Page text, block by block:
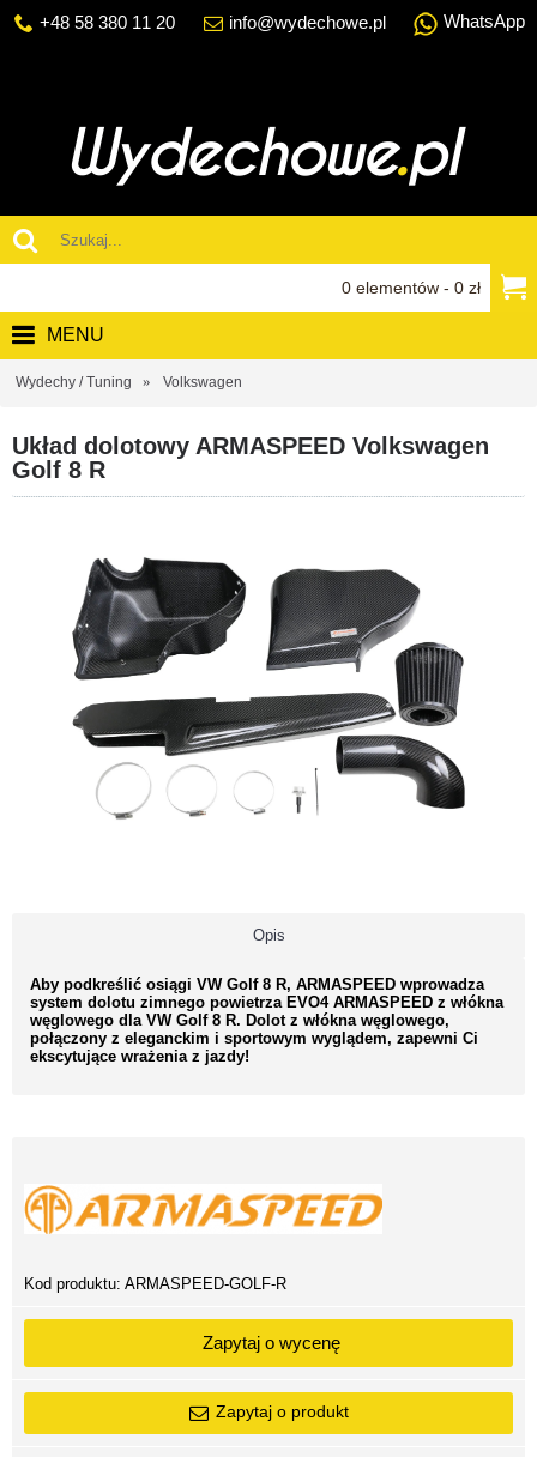
+48 58 380 11 20 info@wydechowe.pl WhatsApp
0 elementów - 0 zł
MENU
Wydechy / Tuning Volkswagen
Układ dolotowy ARMASPEED Volkswagen
Golf 8 R
Opis
Aby podkreślić osiągi VW Golf 8 R, ARMASPEED wprowadza
system dolotu zimnego powietrza EVO4 ARMASPEED z włókna
węglowego dla VW Golf 8 R. Dolot z włókna węglowego,
połączony z eleganckim i sportowym wyglądem, zapewni Ci
ekscytujące wrażenia z jazdy!
Kod produktu: ARMASPEED-GOLF-R
Zapytaj o wycenę
Zapytaj o produkt